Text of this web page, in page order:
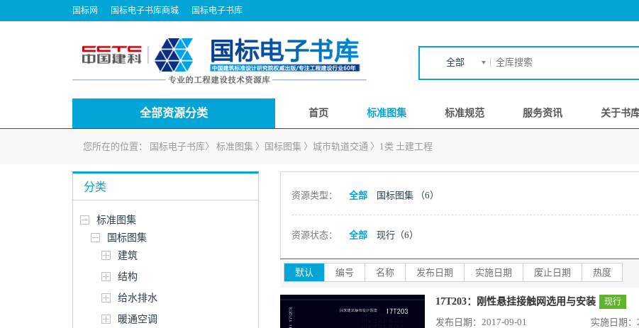
国标网 国标电子书库商城 国标电子书库
全部
全部资源分类 首页 标准图集 标准规范 服务资讯 关于书
您所在的位置： 国标电子书库〉 标准图集 〉 国标图集 〉 城市轨道交通 〉 1类 土建工程
分类
标准图集
国标图集
建筑
结构
给水排水
暖通空调
资源类型： 全部 国标图集 （6）
资源状态： 全部 现行 （6）
默认 编号 名称 发布日期 实施日期 废止日期 热度
17T203：刚性悬挂接触网选用与安装 现行
发布日期：2017-09-01 实施日期：